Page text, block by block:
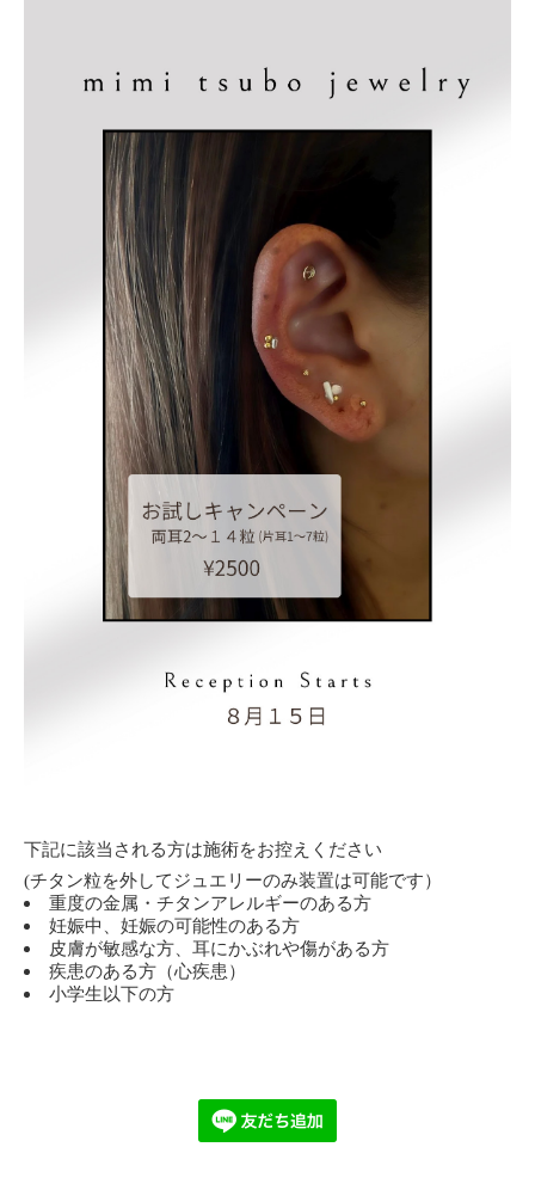
下記に該当される方は施術をお控えください
(チタン粒を外してジュエリーのみ装置は可能です）
重度の金属・チタンアレルギーのある方
妊娠中、妊娠の可能性のある方
皮膚が敏感な方、耳にかぶれや傷がある方
疾患のある方（心疾患）
小学生以下の方